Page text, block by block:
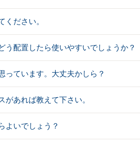
ださい。
配置したら使いやすいでしょうか？
っています。大丈夫かしら？
あれば教えて下さい。
よいでしょう？